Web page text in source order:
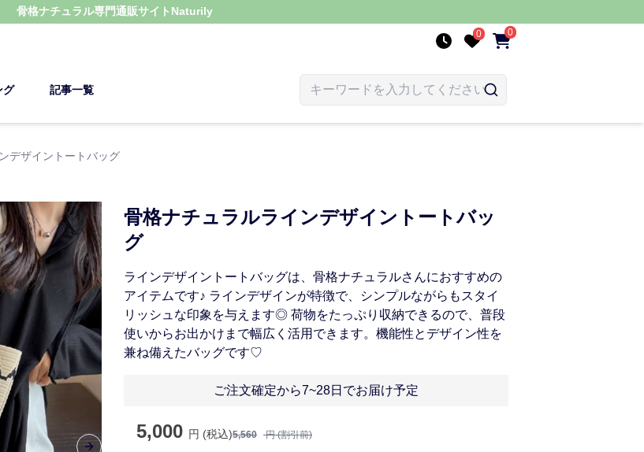
骨格ナチュラル専門通販サイト Naturily
0 0
グ 記事一覧
デザイントートバッグ
骨格ナチュラルラインデザイントートバッ
グ
ラインデザイントートバッグは、骨格ナチュラルさんにおすすめの
アイテムです♪ ラインデザインが特徴で、シンプルながらもスタイ
リッシュな印象を与えます◎ 荷物をたっぷり収納できるので、普段
使いからお出かけまで幅広く活用できます。機能性とデザイン性を
兼ね備えたバッグです♡
ご注文確定から7~28日でお届け予定
5,000 円 (税込)5,560 円 (割引前)